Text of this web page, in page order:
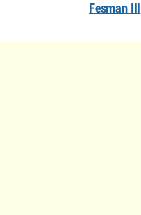
Fesman III